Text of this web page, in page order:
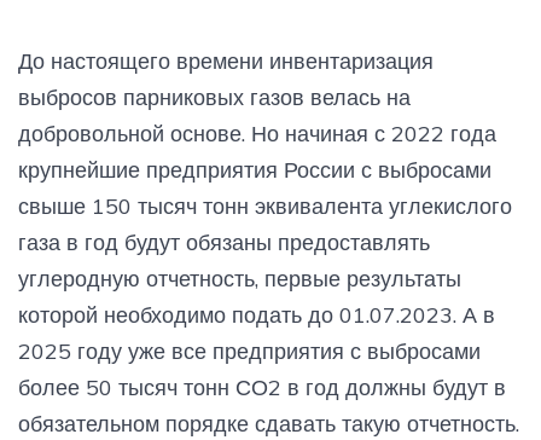
До настоящего времени инвентаризация
выбросов парниковых газов велась на
добровольной основе. Но начиная с 2022 года
крупнейшие предприятия России с выбросами
свыше 150 тысяч тонн эквивалента углекислого
газа в год будут обязаны предоставлять
углеродную отчетность, первые результаты
которой необходимо подать до 01.07.2023. А в
2025 году уже все предприятия с выбросами
более 50 тысяч тонн СО2 в год должны будут в
обязательном порядке сдавать такую отчетность.